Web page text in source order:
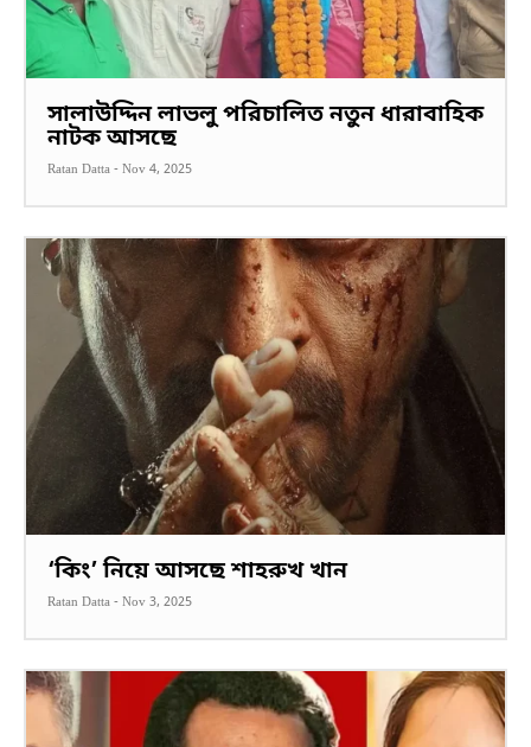
সালাউদ্দিন লাভলু পরিচালিত নতুন ধারাবাহিক
নাটক আসছে
Ratan Datta - Nov 4, 2025
‘কিং’ নিয়ে আসছে শাহরুখ খান
Ratan Datta - Nov 3, 2025